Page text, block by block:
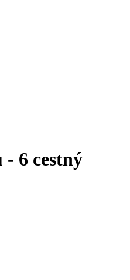
6 cestný